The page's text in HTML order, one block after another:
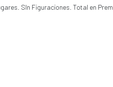
SIn Figuraciones. Total en